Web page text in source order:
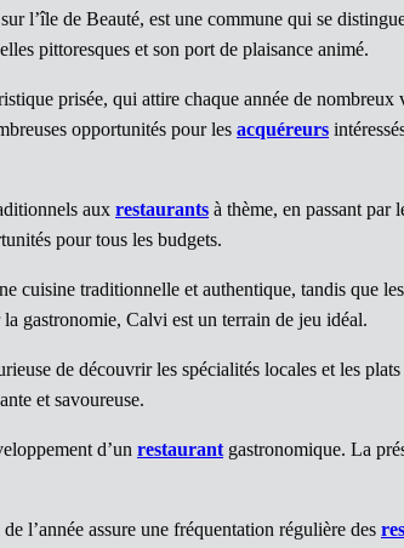
l’île de Beauté, est une commune qui se
pittoresques et son port de plaisance animé.
prisée, qui attire chaque année de
opportunités pour les acquéreurs
aux restaurants à thème, en passant par
pour tous les budgets.
cuisine traditionnelle et authentique, tandis que
la gastronomie, Calvi est un terrain de jeu idéal.
de découvrir les spécialités locales et les
et savoureuse.
d’un restaurant gastronomique. La
l’année assure une fréquentation régulière des